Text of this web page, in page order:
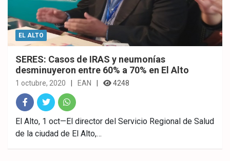
EL ALTO
SERES: Casos de IRAS y neumonías
desminuyeron entre 60% a 70% en El Alto
1 octubre, 2020 EAN 4248
Fac
ebo
Twitt
er
What
sAp
El Alto, 1 oct—El director del Servicio Regional de Salud
de la ciudad de El Alto,…